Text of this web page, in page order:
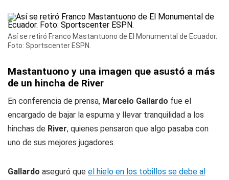
Así se retiró Franco Mastantuono de El Monumental de Ecuador.
Foto: Sportscenter ESPN.
Mastantuono y una imagen que asustó a más
de un hincha de River
En conferencia de prensa, Marcelo Gallardo fue el
encargado de bajar la espuma y llevar tranquilidad a los
hinchas de River, quienes pensaron que algo pasaba con
uno de sus mejores jugadores.
Gallardo aseguró que el hielo en los tobillos se debe al